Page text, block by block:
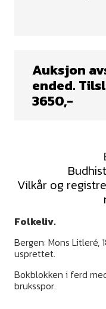
Auksjon
ended.
3650,-
Vilkår og
Folkeliv.
Bergen: Mons Litleré,
usprettet.
Bokblokken i ferd
bruksspor.